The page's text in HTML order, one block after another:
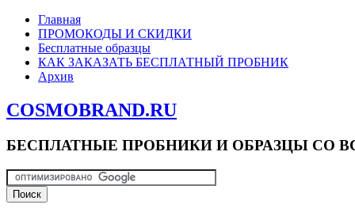
Главная
ПРОМОКОДЫ И СКИДКИ
Бесплатные образцы
КАК ЗАКАЗАТЬ БЕСПЛАТНЫЙ ПРОБНИК
Архив
COSMOBRAND.RU
БЕСПЛАТНЫЕ ПРОБНИКИ И ОБРАЗЦЫ СО